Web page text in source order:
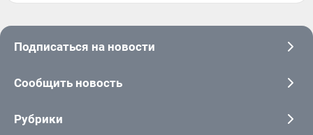
Подписаться на новости
Сообщить новость
Рубрики